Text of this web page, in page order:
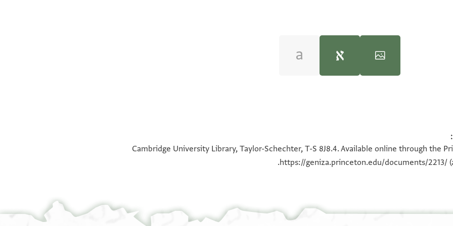
אלימן הזקן היקר נע'
אונס כלל
אבי אלפכר אל
100%
Cambridge University Library, Taylor-Schechter, T-S 8J8.4. Available online through the
https://geniza.princeton.edu/documents/2213/